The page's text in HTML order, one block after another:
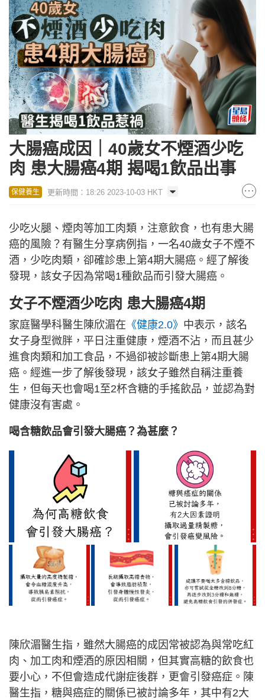
大腸癌成因｜40歲女不煙酒少吃
肉 患大腸癌4期 揭喝1飲品出事
保健養生 更新時間：18:26 2023-10-03 HKT
少吃火腿、煙肉等加工肉類，注意飲食，也有患大腸
癌的風險？有醫生分享病例指，一名40歲女子不煙不
酒，少吃肉類，卻確診患上第4期大腸癌。經了解後
發現，該女子因為常喝1種飲品而引發大腸癌。
女子不煙酒少吃肉 患大腸癌4期
家庭醫學科醫生陳欣湄在 《健康2.0》 中表示，該名
女子身型微胖，平日注重健康，煙酒不沾，而且甚少
進食肉類和加工食品，不過卻被診斷患上第4期大腸
癌。經進一步了解後發現，該女子雖然自稱注重養
生，但每天也會喝1至2杯含糖的手搖飲品，並認為對
健康沒有害處。
喝含糖飲品會引發大腸癌？為甚麼？
陳欣湄醫生指，雖然大腸癌的成因常被認為與常吃紅
肉、加工肉和煙酒的原因相關，但其實高糖的飲食也
要小心，不但會造成代謝症後群，更會引發癌症。陳
醫生指，糖與癌症的關係已被討論多年，其中有2大